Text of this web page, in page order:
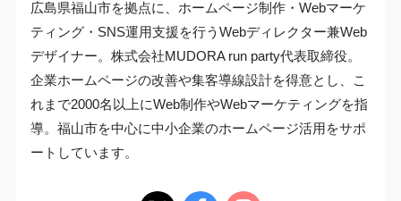
広島県福山市を拠点に、ホームページ制作・Webマーケ
ティング・SNS運用支援を行うWebディレクター兼Web
デザイナー。株式会社MUDORA run party代表取締役。
企業ホームページの改善や集客導線設計を得意とし、こ
れまで2000名以上にWeb制作やWebマーケティングを指
導。福山市を中心に中小企業のホームページ活用をサポ
ートしています。